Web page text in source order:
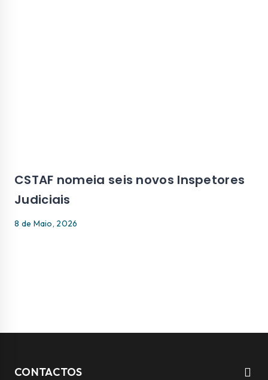
CSTAF nomeia seis novos Inspetores
Judiciais
8 de Maio, 2026
CONTACTOS